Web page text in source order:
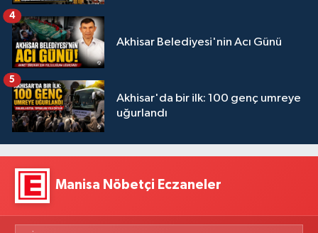
Akhisar Belediyesi'nin Acı Günü
4
Akhisar'da bir ilk: 100 genç umreye
uğurlandı
5
Manisa Nöbetçi Eczaneler